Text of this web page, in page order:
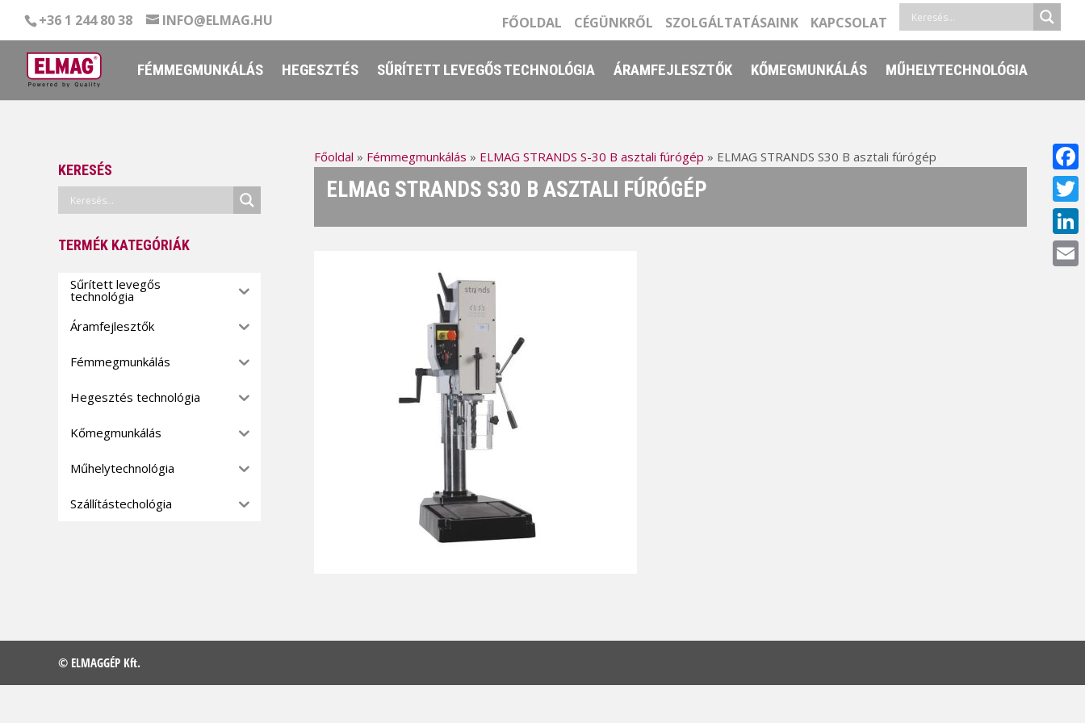
+36 1 244 80 38 INFO@ELMAG.HU FŐOLDAL CÉGÜNKRŐL SZOLGÁLTATÁSAINK KAPCSOLAT
FÉMMEGMUNKÁLÁS HEGESZTÉS SŰRÍTETT LEVEGŐS TECHNOLÓGIA ÁRAMFEJLESZTŐK KŐMEGMUNKÁLÁS MŰHELYTECHNOLÓGIA
Főoldal » Fémmegmunkálás » ELMAG STRANDS S-30 B asztali fúrógép » ELMAG STRANDS S30 B asztali fúrógép
ELMAG STRANDS S30 B ASZTALI FÚRÓGÉP
KERESÉS
TERMÉK KATEGÓRIÁK
Sűrített levegős
technológia
Áramfejlesztők
Fémmegmunkálás
Hegesztés technológia
Kőmegmunkálás
Műhelytechnológia
Szállítástechológia
© ELMAGGÉP Kft.